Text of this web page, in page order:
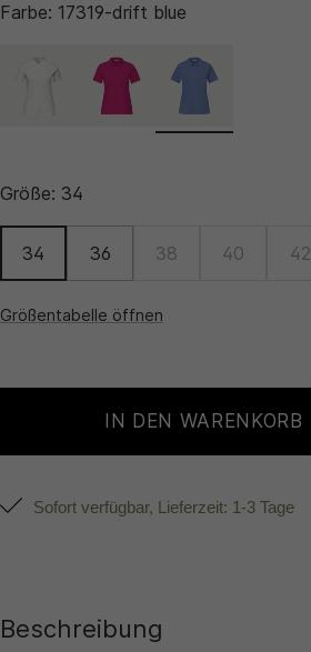
Farbe: 17319-drift blue
Größe: 34
34 36 38 40 42
Größentabelle öffnen
IN DEN WARENKORB
Sofort verfügbar, Lieferzeit: 1-3 Tage
Beschreibung